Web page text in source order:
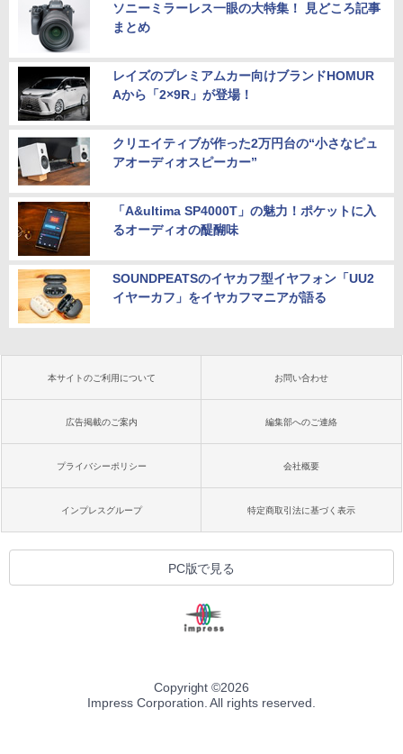
ソニーミラーレス一眼の大特集！ 見どころ記事
まとめ
レイズのプレミアムカー向けブランドHOMUR
Aから「2×9R」が登場！
クリエイティブが作った2万円台の“小さなピュ
アオーディオスピーカー”
「A&ultima SP4000T」の魅力！ポケットに入
るオーディオの醍醐味
SOUNDPEATSのイヤカフ型イヤフォン「UU2
イヤーカフ」をイヤカフマニアが語る
本サイトのご利用について お問い合わせ
広告掲載のご案内 編集部へのご連絡
プライバシーポリシー 会社概要
インプレスグループ 特定商取引法に基づく表示
PC版で見る
Copyright ©2026
Impress Corporation. All rights reserved.